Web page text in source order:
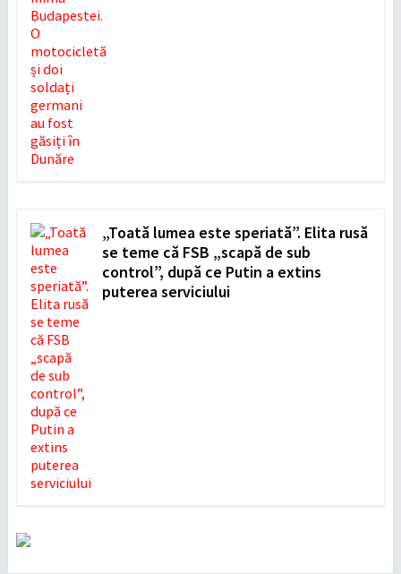
„Toată lumea este speriată”. Elita rusă
se teme că FSB „scapă de sub
control”, după ce Putin a extins
puterea serviciului